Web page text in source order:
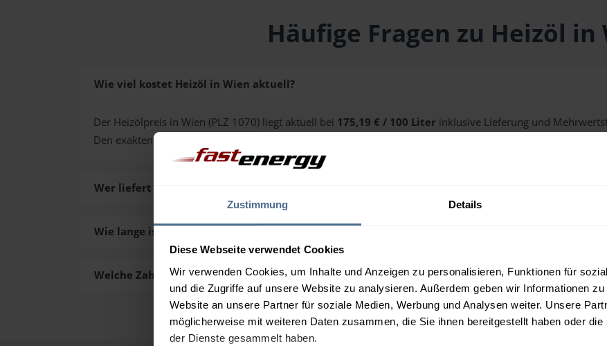
Zustimmung Details
Diese Webseite verwendet Cookies
Wir verwenden Cookies, um Inhalte und Anzeigen zu personalisieren, Funktionen für
und die Zugriffe auf unsere Website zu analysieren. Außerdem geben wir Informationen
Website an unsere Partner für soziale Medien, Werbung und Analysen weiter. Unsere
möglicherweise mit weiteren Daten zusammen, die Sie ihnen bereitgestellt haben oder
der Dienste gesammelt haben.
Häufige Fragen zu Heizöl in
Wie viel kostet Heizöl in Wien aktuell?
Der Heizölpreis in Wien (PLZ 1070) liegt aktuell bei 175,19 € / 100 Liter inklusive Lieferung und
Den exakten Preis für Ihre Wunschmenge erhalten Sie über unseren
Wer liefert das Heizöl in Wien aus?
Wie lange ist die Lieferzeit des Heizöls in Wien?
Welche Zahlungsarten gibt es?